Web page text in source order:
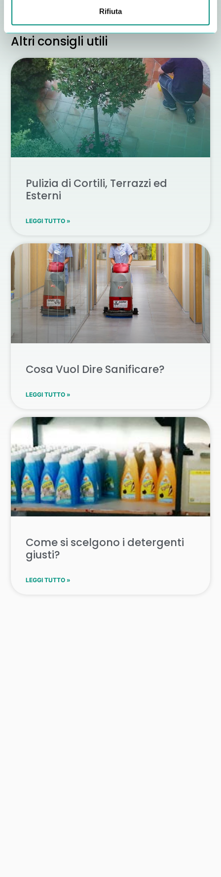
Rifiuta
Altri consigli utili
Pulizia di Cortili, Terrazzi ed
Esterni
LEGGI TUTTO »
Cosa Vuol Dire Sanificare?
LEGGI TUTTO »
Come si scelgono i detergenti
giusti?
LEGGI TUTTO »